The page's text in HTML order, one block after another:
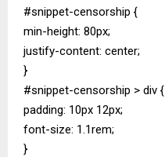
#snippet-censorship {
min-height: 80px;
justify-content: center;
}
#snippet-censorship > div {
padding: 10px 12px;
font-size: 1.1rem;
}